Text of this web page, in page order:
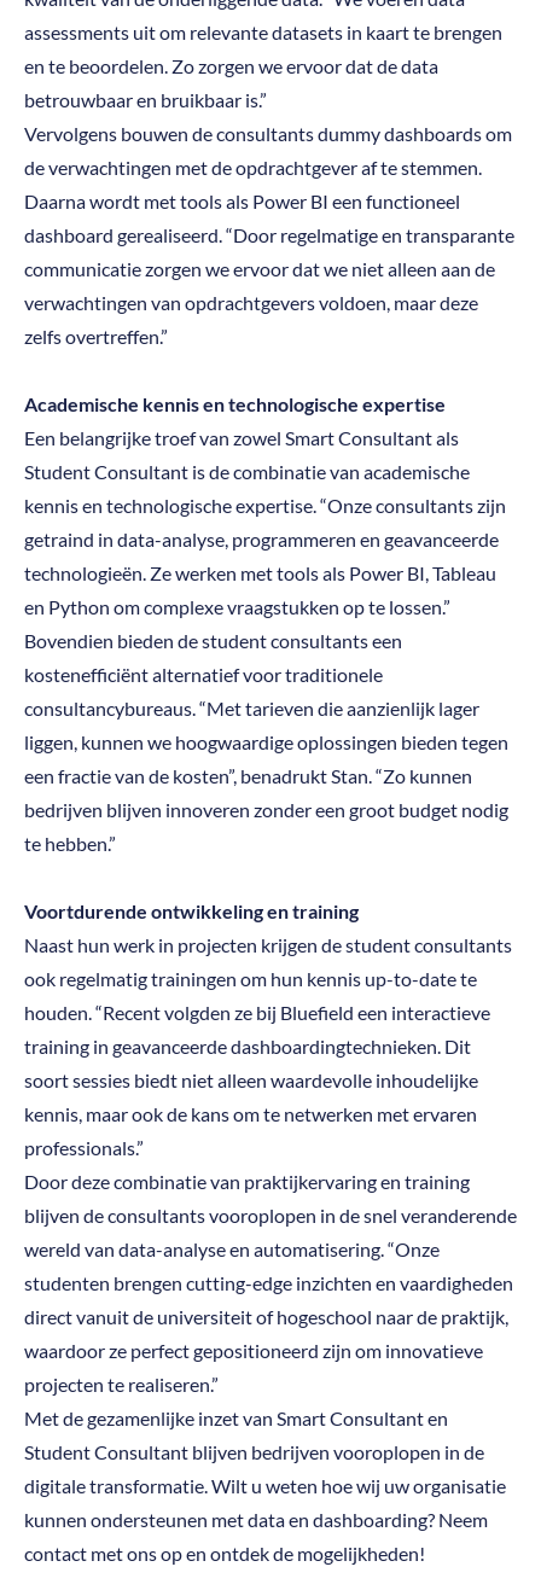
assessments uit om relevante datasets in kaart te brengen
en te beoordelen. Zo zorgen we ervoor dat de data
betrouwbaar en bruikbaar is.”
Vervolgens bouwen de consultants dummy dashboards om
de verwachtingen met de opdrachtgever af te stemmen.
Daarna wordt met tools als Power BI een functioneel
dashboard gerealiseerd. “Door regelmatige en transparante
communicatie zorgen we ervoor dat we niet alleen aan de
verwachtingen van opdrachtgevers voldoen, maar deze
zelfs overtreffen.”
Academische kennis en technologische expertise
Een belangrijke troef van zowel Smart Consultant als
Student Consultant is de combinatie van academische
kennis en technologische expertise. “Onze consultants zijn
getraind in data-analyse, programmeren en geavanceerde
technologieën. Ze werken met tools als Power BI, Tableau
en Python om complexe vraagstukken op te lossen.”
Bovendien bieden de student consultants een
kostenefficiënt alternatief voor traditionele
consultancybureaus. “Met tarieven die aanzienlijk lager
liggen, kunnen we hoogwaardige oplossingen bieden tegen
een fractie van de kosten”, benadrukt Stan. “Zo kunnen
bedrijven blijven innoveren zonder een groot budget nodig
te hebben.”
Voortdurende ontwikkeling en training
Naast hun werk in projecten krijgen de student consultants
ook regelmatig trainingen om hun kennis up-to-date te
houden. “Recent volgden ze bij Bluefield een interactieve
training in geavanceerde dashboardingtechnieken. Dit
soort sessies biedt niet alleen waardevolle inhoudelijke
kennis, maar ook de kans om te netwerken met ervaren
professionals.”
Door deze combinatie van praktijkervaring en training
blijven de consultants vooroplopen in de snel veranderende
wereld van data-analyse en automatisering. “Onze
studenten brengen cutting-edge inzichten en vaardigheden
direct vanuit de universiteit of hogeschool naar de praktijk,
waardoor ze perfect gepositioneerd zijn om innovatieve
projecten te realiseren.”
Met de gezamenlijke inzet van Smart Consultant en
Student Consultant blijven bedrijven vooroplopen in de
digitale transformatie. Wilt u weten hoe wij uw organisatie
kunnen ondersteunen met data en dashboarding? Neem
contact met ons op en ontdek de mogelijkheden!